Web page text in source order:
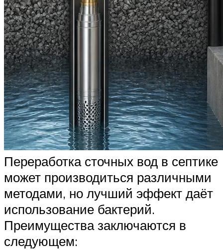
Переработка сточных вод в септике
может производиться различными
методами, но лучший эффект даёт
использование бактерий.
Преимущества заключаются в
следующем: